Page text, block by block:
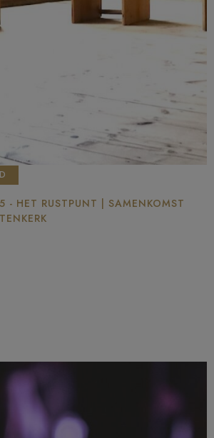
- HET RUSTPUNT | SAMENKOMST